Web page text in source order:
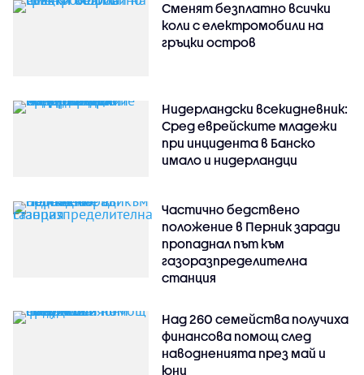
Сменят безплатно всички
коли с електромобили на
гръцки остров
Нидерландски всекидневник:
Сред еврейските младежи
при инцидента в Банско
имало и нидерландци
Частично бедствено
положение в Перник заради
пропаднал път към
газоразпределителна
станция
Над 260 семейства получиха
финансова помощ след
наводненията през май и
юни